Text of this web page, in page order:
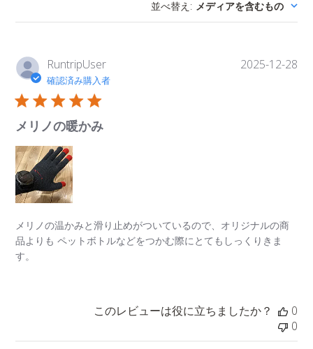
並べ替え : メディアを含むもの
RuntripUser
確認済み購入者
メリノの暖かみ
メリノの温かみと滑り止めがついているので、オリジナルの商
品よりも ペットボトルなどをつかむ際にとてもしっくりきま
す。
公
2025-12-28
このレビューは役に立ちましたか？
0
0